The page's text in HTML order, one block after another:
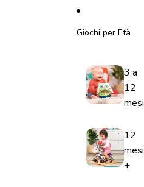
Giochi per Età
3 a
12
mesi
12
mesi
+